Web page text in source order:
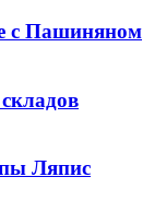
с Пашиняном
Ляпис